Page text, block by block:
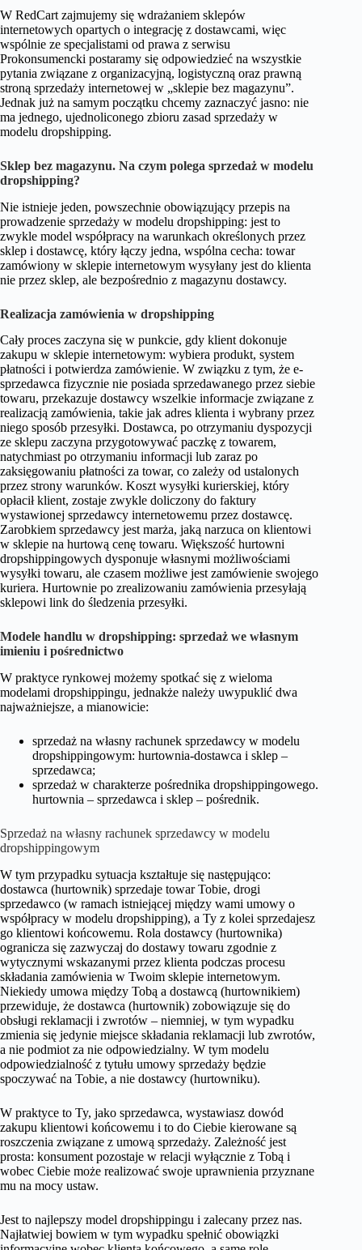
W RedCart zajmujemy się wdrażaniem sklepów
internetowych opartych o integrację z dostawcami, więc
wspólnie ze specjalistami od prawa z serwisu
Prokonsumencki postaramy się odpowiedzieć na wszystkie
pytania związane z organizacyjną, logistyczną oraz prawną
stroną sprzedaży internetowej w „sklepie bez magazynu”.
Jednak już na samym początku chcemy zaznaczyć jasno: nie
ma jednego, ujednoliconego zbioru zasad sprzedaży w
modelu dropshipping.
Sklep bez magazynu. Na czym polega sprzedaż w modelu
dropshipping?
Nie istnieje jeden, powszechnie obowiązujący przepis na
prowadzenie sprzedaży w modelu dropshipping: jest to
zwykle model współpracy na warunkach określonych przez
sklep i dostawcę, który łączy jedna, wspólna cecha: towar
zamówiony w sklepie internetowym wysyłany jest do klienta
nie przez sklep, ale bezpośrednio z magazynu dostawcy.
Realizacja zamówienia w dropshipping
Cały proces zaczyna się w punkcie, gdy klient dokonuje
zakupu w sklepie internetowym: wybiera produkt, system
płatności i potwierdza zamówienie. W związku z tym, że e-
sprzedawca fizycznie nie posiada sprzedawanego przez siebie
towaru, przekazuje dostawcy wszelkie informacje związane z
realizacją zamówienia, takie jak adres klienta i wybrany przez
niego sposób przesyłki. Dostawca, po otrzymaniu dyspozycji
ze sklepu zaczyna przygotowywać paczkę z towarem,
natychmiast po otrzymaniu informacji lub zaraz po
zaksięgowaniu płatności za towar, co zależy od ustalonych
przez strony warunków. Koszt wysyłki kurierskiej, który
opłacił klient, zostaje zwykle doliczony do faktury
wystawionej sprzedawcy internetowemu przez dostawcę.
Zarobkiem sprzedawcy jest marża, jaką narzuca on klientowi
w sklepie na hurtową cenę towaru. Większość hurtowni
dropshippingowych dysponuje własnymi możliwościami
wysyłki towaru, ale czasem możliwe jest zamówienie swojego
kuriera. Hurtownie po zrealizowaniu zamówienia przesyłają
sklepowi link do śledzenia przesyłki.
Modele handlu w dropshipping: sprzedaż we własnym
imieniu i pośrednictwo
W praktyce rynkowej możemy spotkać się z wieloma
modelami dropshippingu, jednakże należy uwypuklić dwa
najważniejsze, a mianowicie:
sprzedaż na własny rachunek sprzedawcy w modelu
dropshippingowym: hurtownia-dostawca i sklep –
sprzedawca;
sprzedaż w charakterze pośrednika dropshippingowego.
hurtownia – sprzedawca i sklep – pośrednik.
Sprzedaż na własny rachunek sprzedawcy w modelu
dropshippingowym
W tym przypadku sytuacja kształtuje się następująco:
dostawca (hurtownik) sprzedaje towar Tobie, drogi
sprzedawco (w ramach istniejącej między wami umowy o
współpracy w modelu dropshipping), a Ty z kolei sprzedajesz
go klientowi końcowemu. Rola dostawcy (hurtownika)
ogranicza się zazwyczaj do dostawy towaru zgodnie z
wytycznymi wskazanymi przez klienta podczas procesu
składania zamówienia w Twoim sklepie internetowym.
Niekiedy umowa między Tobą a dostawcą (hurtownikiem)
przewiduje, że dostawca (hurtownik) zobowiązuje się do
obsługi reklamacji i zwrotów – niemniej, w tym wypadku
zmienia się jedynie miejsce składania reklamacji lub zwrotów,
a nie podmiot za nie odpowiedzialny. W tym modelu
odpowiedzialność z tytułu umowy sprzedaży będzie
spoczywać na Tobie, a nie dostawcy (hurtowniku).
W praktyce to Ty, jako sprzedawca, wystawiasz dowód
zakupu klientowi końcowemu i to do Ciebie kierowane są
roszczenia związane z umową sprzedaży. Zależność jest
prosta: konsument pozostaje w relacji wyłącznie z Tobą i
wobec Ciebie może realizować swoje uprawnienia przyznane
mu na mocy ustaw.
Jest to najlepszy model dropshippingu i zalecany przez nas.
Najłatwiej bowiem w tym wypadku spełnić obowiązki